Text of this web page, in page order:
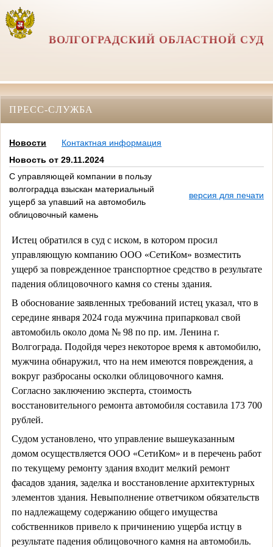
ВОЛГОГРАДСКИЙ ОБЛАСТНОЙ СУД
ПРЕСС-СЛУЖБА
Новости
Контактная информация
Новость от 29.11.2024
С управляющей компании в пользу
волгоградца взыскан материальный
ущерб за упавший на автомобиль
облицовочный камень
версия для печати
Истец обратился в суд с иском, в котором просил
управляющую компанию ООО «СетиКом» возместить
ущерб за поврежденное транспортное средство в результате
падения облицовочного камня со стены здания.
В обоснование заявленных требований истец указал, что в
середине января 2024 года мужчина припарковал свой
автомобиль около дома № 98 по пр. им. Ленина г.
Волгограда. Подойдя через некоторое время к автомобилю,
мужчина обнаружил, что на нем имеются повреждения, а
вокруг разбросаны осколки облицовочного камня.
Согласно заключению эксперта, стоимость
восстановительного ремонта автомобиля составила 173 700
рублей.
Судом установлено, что управление вышеуказанным
домом осуществляется ООО «СетиКом» и в перечень работ
по текущему ремонту здания входит мелкий ремонт
фасадов здания, заделка и восстановление архитектурных
элементов здания. Невыполнение ответчиком обязательств
по надлежащему содержанию общего имущества
собственников привело к причинению ущерба истцу в
результате падения облицовочного камня на автомобиль.